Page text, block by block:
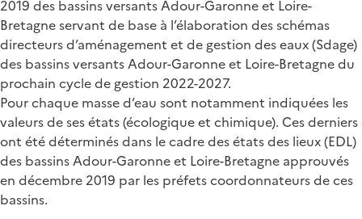
2019 des bassins versants Adour-Garonne et Loire-
Bretagne servant de base à l’élaboration des schémas
directeurs d’aménagement et de gestion des eaux (Sdage)
des bassins versants Adour-Garonne et Loire-Bretagne du
prochain cycle de gestion 2022-2027.
Pour chaque masse d’eau sont notamment indiquées les
valeurs de ses états (écologique et chimique). Ces derniers
ont été déterminés dans le cadre des états des lieux (EDL)
des bassins Adour-Garonne et Loire-Bretagne approuvés
en décembre 2019 par les préfets coordonnateurs de ces
bassins.